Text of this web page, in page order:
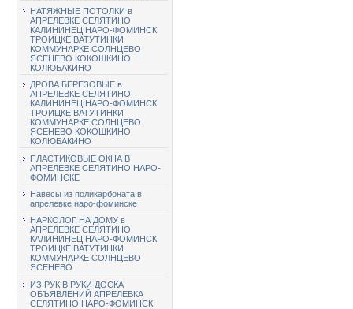
НАТЯЖНЫЕ ПОТОЛКИ в
АПРЕЛЕВКЕ СЕЛЯТИНО
КАЛИНИНЕЦ НАРО-ФОМИНСК
ТРОИЦКЕ ВАТУТИНКИ
КОММУНАРКЕ СОЛНЦЕВО
ЯСЕНЕВО КОКОШКИНО
КОЛЮБАКИНО
ДРОВА БЕРЁЗОВЫЕ в
АПРЕЛЕВКЕ СЕЛЯТИНО
КАЛИНИНЕЦ НАРО-ФОМИНСК
ТРОИЦКЕ ВАТУТИНКИ
КОММУНАРКЕ СОЛНЦЕВО
ЯСЕНЕВО КОКОШКИНО
КОЛЮБАКИНО
ПЛАСТИКОВЫЕ ОКНА В
АПРЕЛЕВКЕ СЕЛЯТИНО НАРО-
ФОМИНСКЕ
Навесы из поликарбоната в
апрелевке наро-фоминске
НАРКОЛОГ НА ДОМУ в
АПРЕЛЕВКЕ СЕЛЯТИНО
КАЛИНИНЕЦ НАРО-ФОМИНСК
ТРОИЦКЕ ВАТУТИНКИ
КОММУНАРКЕ СОЛНЦЕВО
ЯСЕНЕВО
ИЗ РУК В РУКИ ДОСКА
ОБЪЯВЛЕНИЙ АПРЕЛЕВКА
СЕЛЯТИНО НАРО-ФОМИНСК